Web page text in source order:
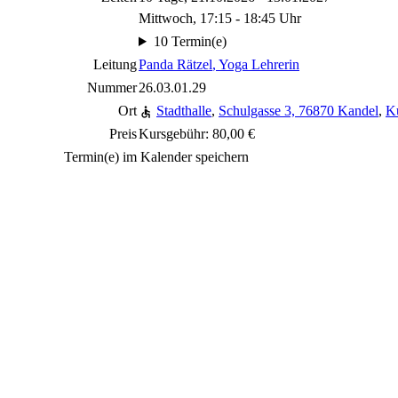
Mittwoch, 17:15 - 18:45 Uhr
10 Termin(e)
LeitungPanda Rätzel, Yoga Lehrerin
Nummer26.03.01.29
Ort
Stadthalle, Schulgasse 3, 76870 Kandel,
PreisKursgebühr: 80,00 €
Termin(e) im Kalender speichern